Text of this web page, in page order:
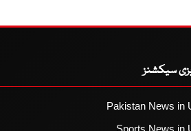
سیکشنز
Pakistan News in
Sports News in